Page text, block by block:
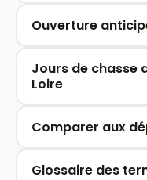
Ouverture
Jours de chasse
Loire
Comparer aux
Glossaire des